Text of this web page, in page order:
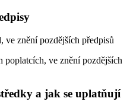
ve znění pozdějších předpisů
poplatcích, ve znění pozdějších
a jak se uplatňují